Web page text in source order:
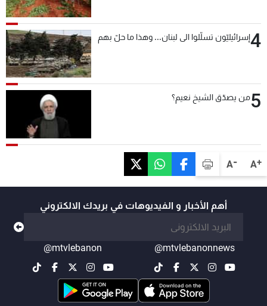
A+
A-
4إسرائيليّون تسلّلوا الى لبنان... وهذا ما حلّ بهم
5من يصدّق الشيخ نعيم؟
أهم الأخبار و الفيديوهات في بريدك الالكتروني
@mtvlebanonnews
@mtvlebanon